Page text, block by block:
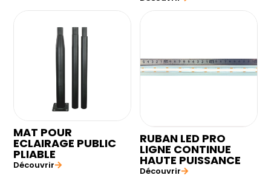
MAT POUR
ECLAIRAGE PUBLIC
PLIABLE
Découvrir
RUBAN LED PRO
LIGNE CONTINUE
HAUTE PUISSANCE
Découvrir